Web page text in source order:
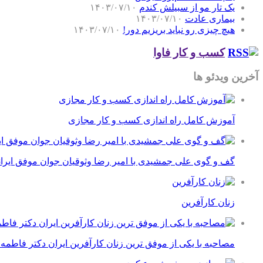
یک تار مو از سبیلش کندم ۱۴۰۳/۰۷/۱۰
بیماری عادت ۱۴۰۳/۰۷/۱۰
هیچ چیزی رو نباید بریزیم دور! ۱۴۰۳/۰۷/۱۰
کسب و کار فاوا
آخرین ویدئو ها
آموزش کامل راه اندازی کسب و کار مجازی
گف و گوی علی جمشیدی با امیر رضا وثوقیان جوان موفق
زنان کارآفرین
مصاحبه با یکی از موفق ترین زنان کارآفرین ایران دکتر